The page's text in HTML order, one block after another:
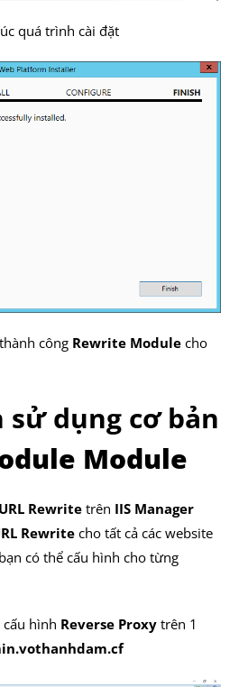
quá trình cài đặt
công Rewrite Module cho
sử dụng cơ bản
Module
URL Rewrite trên IIS Manager
Rewritecho tất cả các website
có thể cấu hình cho từng
hình Reverse Proxy trên 1